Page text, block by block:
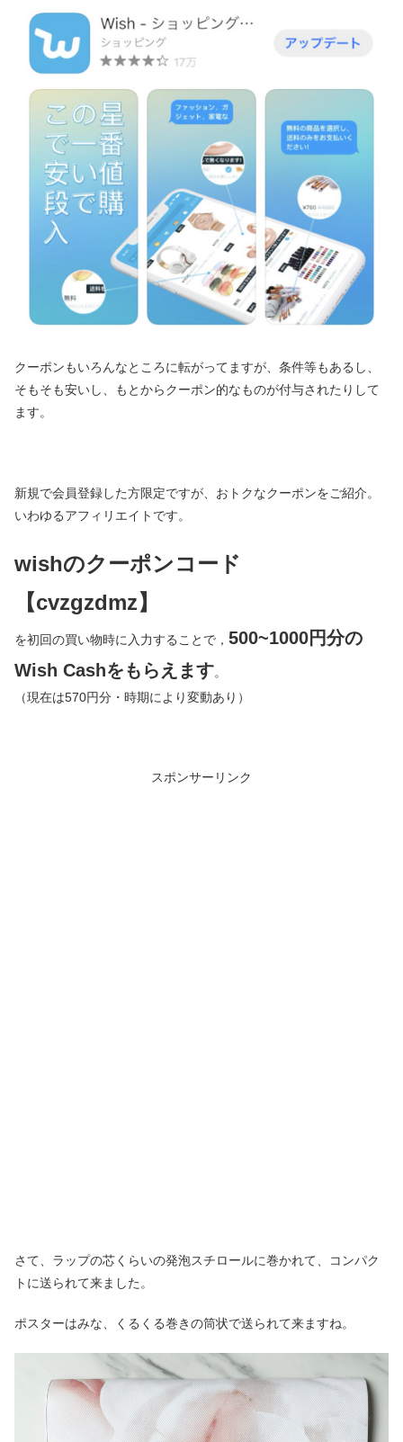
クーポンもいろんなところに転がってますが、条件等もあるし、
そもそも安いし、もとからクーポン的なものが付与されたりして
ます。
新規で会員登録した方限定ですが、おトクなクーポンをご紹介。
いわゆるアフィリエイトです。
wishのクーポンコード
【cvzgzdmz】
を初回の買い物時に入力することで， 500~1000円分の
Wish Cashをもらえます。
（現在は570円分・時期により変動あり）
スポンサーリンク
さて、ラップの芯くらいの発泡スチロールに巻かれて、コンパク
トに送られて来ました。
ポスターはみな、くるくる巻きの筒状で送られて来ますね。